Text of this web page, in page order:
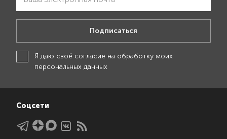
Подписаться
Я даю своё согласие на обработку моих
персональных данных
Соцсети